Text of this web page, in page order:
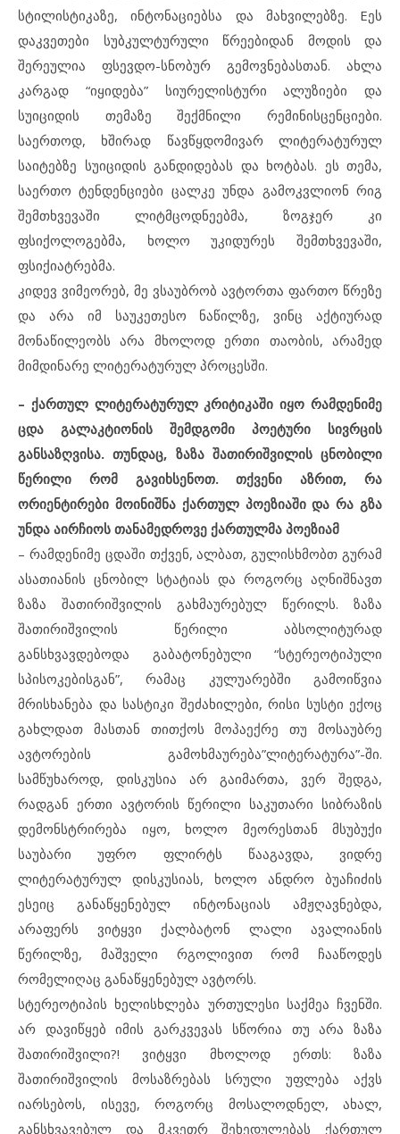
სტილისტიკაზე, ინტონაციებსა და მახვილებზე. Eეს
დაკვეთები სუბკულტურული წრეებიდან მოდის და
შერეულია ფსევდო-სნობურ გემოვნებასთან. ახლა
კარგად “იყიდება” სიურელისტური ალუზიები და
სუიციდის თემაზე შექმნილი რემინისცენციები.
საერთოდ, ხშირად წავწყდომივარ ლიტერატურულ
საიტებზე სუიციდის განდიდებას და ხოტბას. ეს თემა,
საერთო ტენდენციები ცალკე უნდა გამოკვლიონ რიგ
შემთხვევაში ლიტმცოდნეებმა, ზოგჯერ კი
ფსიქოლოგებმა, ხოლო უკიდურეს შემთხვევაში,
ფსიქიატრებმა.
კიდევ ვიმეორებ, მე ვსაუბრობ ავტორთა ფართო წრეზე
და არა იმ საუკეთესო ნაწილზე, ვინც აქტიურად
მონაწილეობს არა მხოლოდ ერთი თაობის, არამედ
მიმდინარე ლიტერატურულ პროცესში.
– ქართულ ლიტერატურულ კრიტიკაში იყო რამდენიმე
ცდა გალაკტიონის შემდგომი პოეტური სივრცის
განსაზღვისა. თუნდაც, ზაზა შათირიშვილის ცნობილი
წერილი რომ გავიხსენოთ. თქვენი აზრით, რა
ორიენტირები მოინიშნა ქართულ პოეზიაში და რა გზა
უნდა აირჩიოს თანამედროვე ქართულმა პოეზიამ
– რამდენიმე ცდაში თქვენ, ალბათ, გულისხმობთ გურამ
ასათიანის ცნობილ სტატიას და როგორც აღნიშნავთ
ზაზა შათირიშვილის გახმაურებულ წერილს. ზაზა
შათირიშვილის წერილი აბსოლიტურად
განსხვავდებოდა გაბატონებული “სტერეოტიპული
სპისოკებისგან”, რამაც კულუარებში გამოიწვია
მრისხანება და სასტიკი შეძახილები, რისი სუსტი ექოც
გახლდათ მასთან თითქოს მოპაექრე თუ მოსაუბრე
ავტორების გამოხმაურება”ლიტერატურა”-ში.
სამწუხაროდ, დისკუსია არ გაიმართა, ვერ შედგა,
რადგან ერთი ავტორის წერილი საკუთარი სიბრაზის
დემონსტრირება იყო, ხოლო მეორესთან მსუბუქი
საუბარი უფრო ფლირტს წააგავდა, ვიდრე
ლიტერატურულ დისკუსიას, ხოლო ანდრო ბუაჩიძის
ესეიც განაწყენებულ ინტონაციას ამჟღავნებდა,
არაფერს ვიტყვი ქალბატონ ლალი ავალიანის
წერილზე, მაშველი რგოლივით რომ ჩააწოდეს
რომელიღაც განაწყენებულ ავტორს.
სტერეოტიპის ხელისხლება ურთულესი საქმეა ჩვენში.
არ დავიწყებ იმის გარკვევას სწორია თუ არა ზაზა
შათირიშვილი?! ვიტყვი მხოლოდ ერთს: ზაზა
შათირიშვილის მოსაზრებას სრული უფლება აქვს
იარსებოს, ისევე, როგორც მოსალოდნელ, ახალ,
განსხვავებულ და მკვეთრ შეხედულებას ქართულ